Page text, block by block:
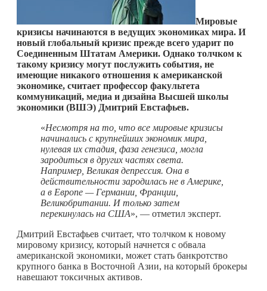
Мировые
кризисы начинаются в ведущих экономиках мира. И
новый глобальный кризис прежде всего ударит по
Соединенным Штатам Америки. Однако толчком к
такому кризису могут послужить события, не
имеющие никакого отношения к американской
экономике, считает профессор факультета
коммуникаций, медиа и дизайна Высшей школы
экономики (ВШЭ) Дмитрий Евстафьев.
«Несмотря на то, что все мировые кризисы
начинались с крупнейших экономик мира,
нулевая их стадия, фаза генезиса, могла
зародиться в других частях света.
Например, Великая депрессия. Она в
действительности зародилась не в Америке,
а в Европе — Германии, Франции,
Великобритании. И только затем
перекинулась на США», — отметил эксперт.
Дмитрий Евстафьев считает, что толчком к новому
мировому кризису, который начнется с обвала
американской экономики, может стать банкротство
крупного банка в Восточной Азии, на который брокеры
навешают токсичных активов.